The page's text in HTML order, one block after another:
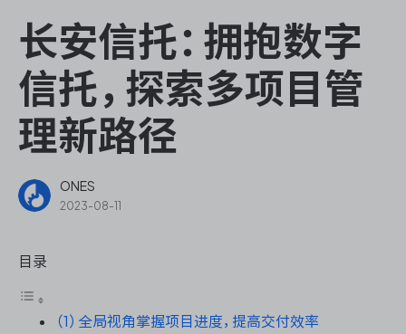
ONES Assistant
敏捷研发管理
测试管理
长安信托：拥抱数字
信托，探索多项目管
理新路径
ONES
2023-08-11
目录
（1）全局视角掌握项目进度，提高交付效率